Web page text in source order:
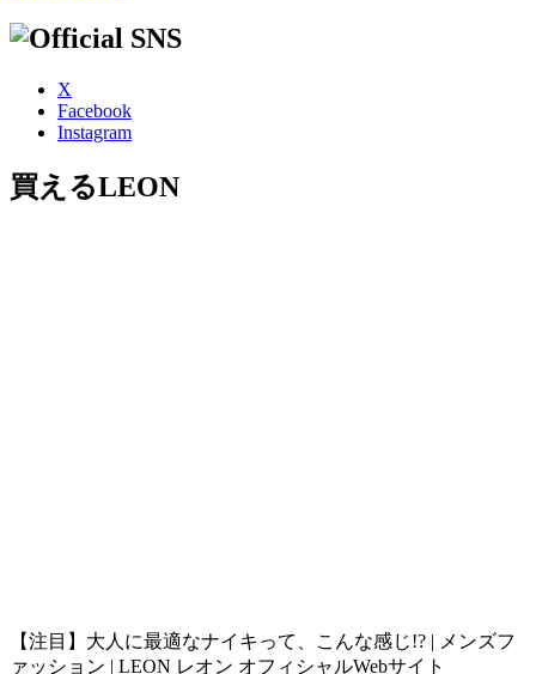
X
Facebook
Instagram
買えるLEON
【注目】大人に最適なナイキって、こんな感じ!? | メンズフ
ァッション | LEON レオン オフィシャルWebサイト